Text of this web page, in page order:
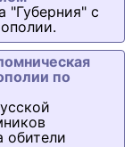
"Губерния" с
по
обители